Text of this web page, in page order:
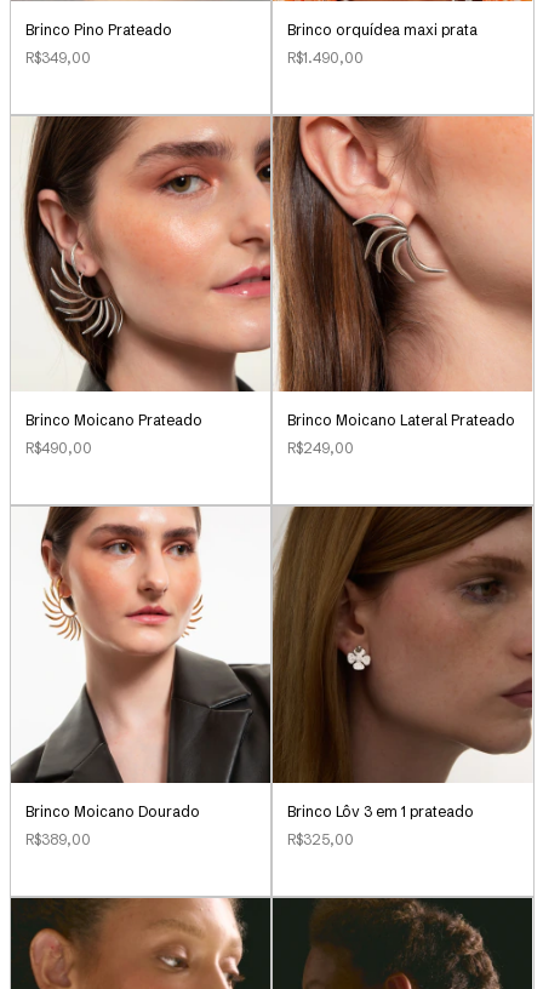
Brinco Pino Prateado
R$349,00
Brinco orquídea maxi prata
R$1.490,00
Brinco Moicano Prateado
R$490,00
Brinco Moicano Lateral Prateado
R$249,00
Brinco Moicano Dourado
R$389,00
Brinco Lôv 3 em 1 prateado
R$325,00